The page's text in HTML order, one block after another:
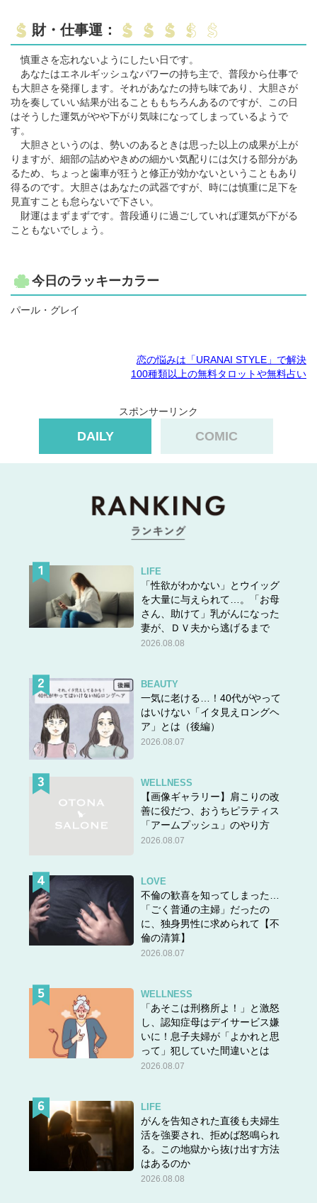
財・仕事運：
慎重さを忘れないようにしたい日です。
あなたはエネルギッシュなパワーの持ち主で、普段から仕事で
も大胆さを発揮します。それがあなたの持ち味であり、大胆さが
功を奏していい結果が出ることももちろんあるのですが、この日
はそうした運気がやや下がり気味になってしまっているようで
す。
大胆さというのは、勢いのあるときは思った以上の成果が上が
りますが、細部の詰めやきめの細かい気配りには欠ける部分があ
るため、ちょっと歯車が狂うと修正が効かないということもあり
得るのです。大胆さはあなたの武器ですが、時には慎重に足下を
見直すことも怠らないで下さい。
財運はまずまずです。普段通りに過ごしていれば運気が下がる
こともないでしょう。
今日のラッキーカラー
パール・グレイ
恋の悩みは「URANAI STYLE」で解決
100種類以上の無料タロットや無料占い
スポンサーリンク
DAILY COMIC
LIFE
「性欲がわかない」とウイッグ
を大量に与えられて…。「お母
さん、助けて」乳がんになった
妻が、ＤＶ夫から逃げるまで
2026.08.08
BEAUTY
一気に老ける…！40代がやって
はいけない「イタ見えロングヘ
ア」とは（後編）
2026.08.07
WELLNESS
【画像ギャラリー】肩こりの改
善に役だつ、おうちピラティス
「アームプッシュ」のやり方
2026.08.07
LOVE
不倫の歓喜を知ってしまった…
「ごく普通の主婦」だったの
に、独身男性に求められて【不
倫の清算】
2026.08.07
WELLNESS
「あそこは刑務所よ！」と激怒
し、認知症母はデイサービス嫌
いに！息子夫婦が「よかれと思
って」犯していた間違いとは
2026.08.07
LIFE
がんを告知された直後も夫婦生
活を強要され、拒めば怒鳴られ
る。この地獄から抜け出す方法
はあるのか
2026.08.08